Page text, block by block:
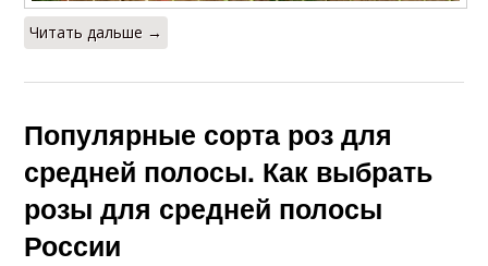
Читать дальше →
Популярные сорта роз для
средней полосы. Как выбрать
розы для средней полосы
России